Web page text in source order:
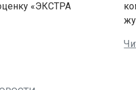
«ЭКСТРА